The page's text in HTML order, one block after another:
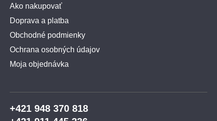
Ako nakupovať
Doprava a platba
Obchodné podmienky
Ochrana osobných údajov
Moja objednávka
+421 948 370 818